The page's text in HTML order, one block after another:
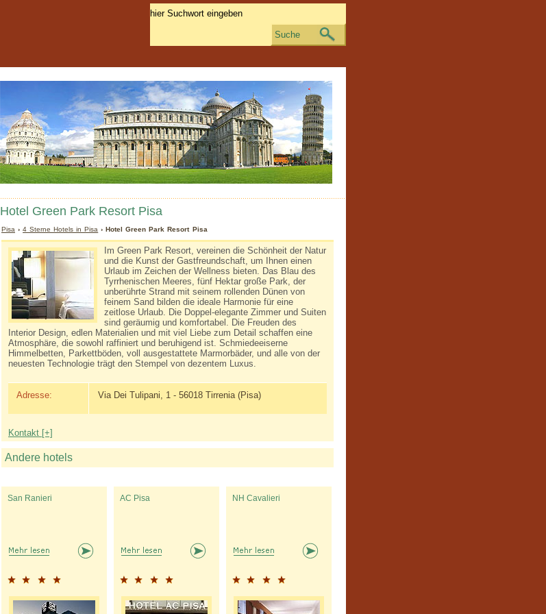
Hotel Green Park Resort Pisa
Pisa ›4 Sterne Hotels in Pisa › Hotel Green Park Resort Pisa
Im Green Park Resort, vereinen die Schönheit der Natur
und die Kunst der Gastfreundschaft, um Ihnen einen
Urlaub im Zeichen der Wellness bieten. Das Blau des
Tyrrhenischen Meeres, fünf Hektar große Park, der
unberührte Strand mit seinem rollenden Dünen von
feinem Sand bilden die ideale Harmonie für eine
zeitlose Urlaub. Die Doppel-elegante Zimmer und Suiten
sind geräumig und komfortabel. Die Freuden des
Interior Design, edlen Materialien und mit viel Liebe zum Detail schaffen eine
Atmosphäre, die sowohl raffiniert und beruhigend ist. Schmiedeeiserne
Himmelbetten, Parkettböden, voll ausgestattete Marmorbäder, und alle von der
neuesten Technologie trägt den Stempel von dezentem Luxus.
Adresse: Via Dei Tulipani, 1 - 56018 Tirrenia (Pisa)
Kontakt [+]
Andere hotels
San Ranieri AC Pisa NH Cavalieri
Suche